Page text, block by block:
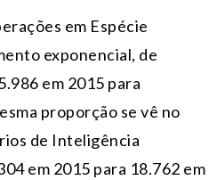
em Espécie
exponencial, de
em 2015 para
proporção se vê no
de Inteligência
em 2015 para 18.762 em